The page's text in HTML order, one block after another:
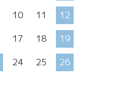
10 11
12
17 18
19
24 25
26